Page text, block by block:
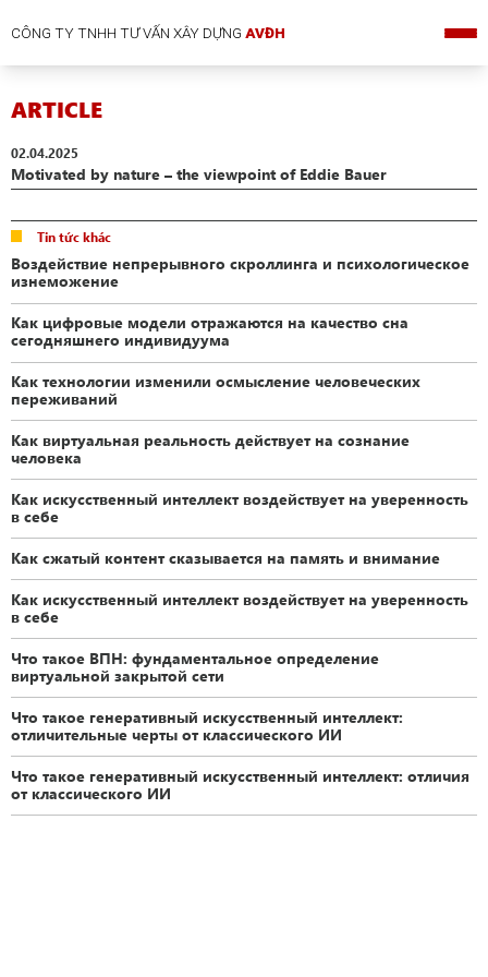
CÔNG TY TNHH TƯ VẤN XÂY DỰNGAVĐH
ARTICLE
02.04.2025
Motivated by nature – the viewpoint of Eddie Bauer
Tin tức khác
Воздействие непрерывного скроллинга и психологическое
изнеможение
Как цифровые модели отражаются на качество сна
сегодняшнего индивидуума
Как технологии изменили осмысление человеческих
переживаний
Как виртуальная реальность действует на сознание
человека
Как искусственный интеллект воздействует на уверенность
в себе
Как сжатый контент сказывается на память и внимание
Как искусственный интеллект воздействует на уверенность
в себе
Что такое ВПН: фундаментальное определение
виртуальной закрытой сети
Что такое генеративный искусственный интеллект:
отличительные черты от классического ИИ
Что такое генеративный искусственный интеллект: отличия
от классического ИИ